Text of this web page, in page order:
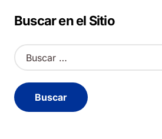
de
entradas
Buscar en el Sitio
B
u
c
a